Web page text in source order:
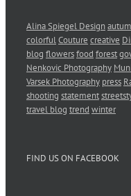
Alina Spiegel Design
colorfulCouture creative
blog flowersfood forest
Nenkovic Photography
Varsek Photography press
shooting statement
travel blog trend winter
FIND US ON FACEBOOK